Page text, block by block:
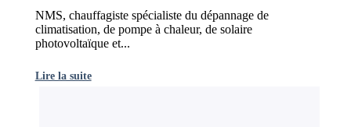
NMS, chauffagiste spécialiste du dépannage de
climatisation, de pompe à chaleur, de solaire
photovoltaïque et...
Lire la suite